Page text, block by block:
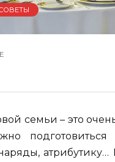
семьи – это